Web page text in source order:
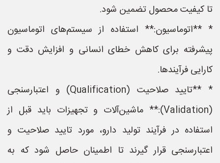
تا کیفیت محصول تضمین شود.
* **اتوماسیون:** استفاده از سیستم‌های اتوماسیون
پیشرفته برای کاهش خطای انسانی و افزایش دقت و
کارایی فرآیندها.
* **تایید صلاحیت (Qualification) و اعتبارسنجی
(Validation):** ماشین‌آلات و تجهیزات باید قبل از
استفاده در فرآیند تولید دارو، مورد تایید صلاحیت و
اعتبارسنجی قرار گیرند تا اطمینان حاصل شود که به